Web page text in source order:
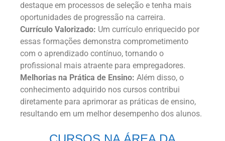
destaque em processos de seleção e tenha mais
oportunidades de progressão na carreira.
Currículo Valorizado: Um currículo enriquecido por
essas formações demonstra comprometimento
com o aprendizado contínuo, tornando o
profissional mais atraente para empregadores.
Melhorias na Prática de Ensino: Além disso, o
conhecimento adquirido nos cursos contribui
diretamente para aprimorar as práticas de ensino,
resultando em um melhor desempenho dos alunos.